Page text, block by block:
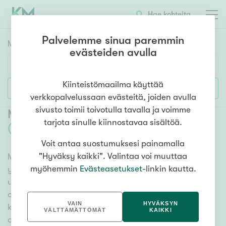
Hae kohteita
Myyntikohteet
Huoneluku
1h 2h 3h 4h 5h+
Asuntotyyppi
Kerros-/luhtitalo
Rivitalo/paritalo
Omakoti-/erillistalo
Maa- tai metsätila
Lisää hakuehtoja
Myytävät omakotitalot Tuovilanlahti
(
Meiltä löydät myytävät omakotitalot Tuovilanlahti niin
yhdessä tasossa olevista vaihtoehdoista isoihin
useamman kerroksen omakotitaloihin. Sadat
omakotitalokohteet ja erittäin kattava
kiinteistönvälittäjien verkosto varmistavat, että meillä
on hyvä paikallinen osaaminen ja tieto, mitä
Palvelemme sinua paremmin
evästeiden avulla
Kiinteistömaailma käyttää
verkkopalvelussaan evästeitä, joiden avulla
sivusto toimii toivotulla tavalla ja voimme
tarjota sinulle kiinnostavaa sisältöä.
Voit antaa suostumuksesi painamalla
"Hyväksy kaikki". Valintaa voi muuttaa
myöhemmin Evästeasetukset-linkin kautta.
VAIN
VÄLTTÄMÄTTÖMÄT
HYVÄKSYN
KAIKKI